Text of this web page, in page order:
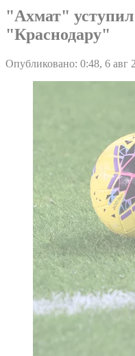
"Ахмат"
"Краснодару"
Опубликовано: 0:48, 6 авг